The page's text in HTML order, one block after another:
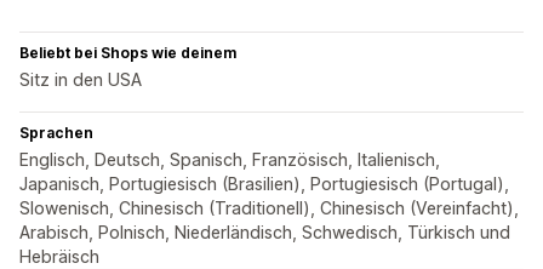
Beliebt bei Shops wie deinem
Sitz in den USA
Sprachen
Englisch, Deutsch, Spanisch, Französisch, Italienisch,
Japanisch, Portugiesisch (Brasilien), Portugiesisch (Portugal),
Slowenisch, Chinesisch (Traditionell), Chinesisch (Vereinfacht),
Arabisch, Polnisch, Niederländisch, Schwedisch, Türkisch und
Hebräisch